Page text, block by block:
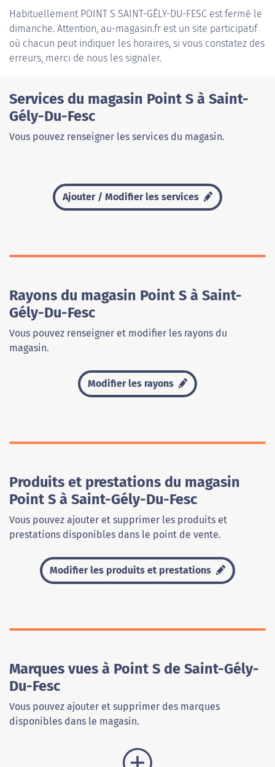
Habituellement POINT S SAINT-GÉLY-DU-FESC est fermé le
dimanche. Attention, au-magasin.fr est un site participatif
où chacun peut indiquer les horaires, si vous constatez des
erreurs, merci de nous les signaler.
Services du magasin Point S à Saint-
Gély-Du-Fesc
Vous pouvez renseigner les services du magasin.
Ajouter / Modifier les services
Rayons du magasin Point S à Saint-
Gély-Du-Fesc
Vous pouvez renseigner et modifier les rayons du
magasin.
Modifier les rayons
Produits et prestations du magasin
Point S à Saint-Gély-Du-Fesc
Vous pouvez ajouter et supprimer les produits et
prestations disponibles dans le point de vente.
Modifier les produits et prestations
Marques vues à Point S de Saint-Gély-
Du-Fesc
Vous pouvez ajouter et supprimer des marques
disponibles dans le magasin.